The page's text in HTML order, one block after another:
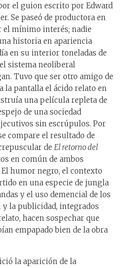
el guion escrito por Edward
Se paseó de productora en
mínimo interés; nadie
historia en apariencia
en su interior toneladas de
sistema neoliberal
Tuvo que ser otro amigo de
la pantalla el ácido relato en
una película repleta de
de una sociedad
sin escrúpulos. Por
compare el resultado de
de El retorno del
en común de ambos
humor negro, el contexto
en una especie de jungla
y el uso demencial de los
la publicidad, integrados
hacen sospechar que
empapado bien de la obra
la aparición de la